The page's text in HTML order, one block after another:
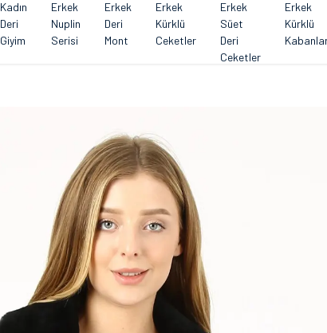
Kadın
Deri
Giyim
Erkek
Nuplin
Serisi
Erkek
Deri
Mont
Erkek
Kürklü
Ceketler
Erkek
Süet
Deri
Ceketler
Erkek
Kürklü